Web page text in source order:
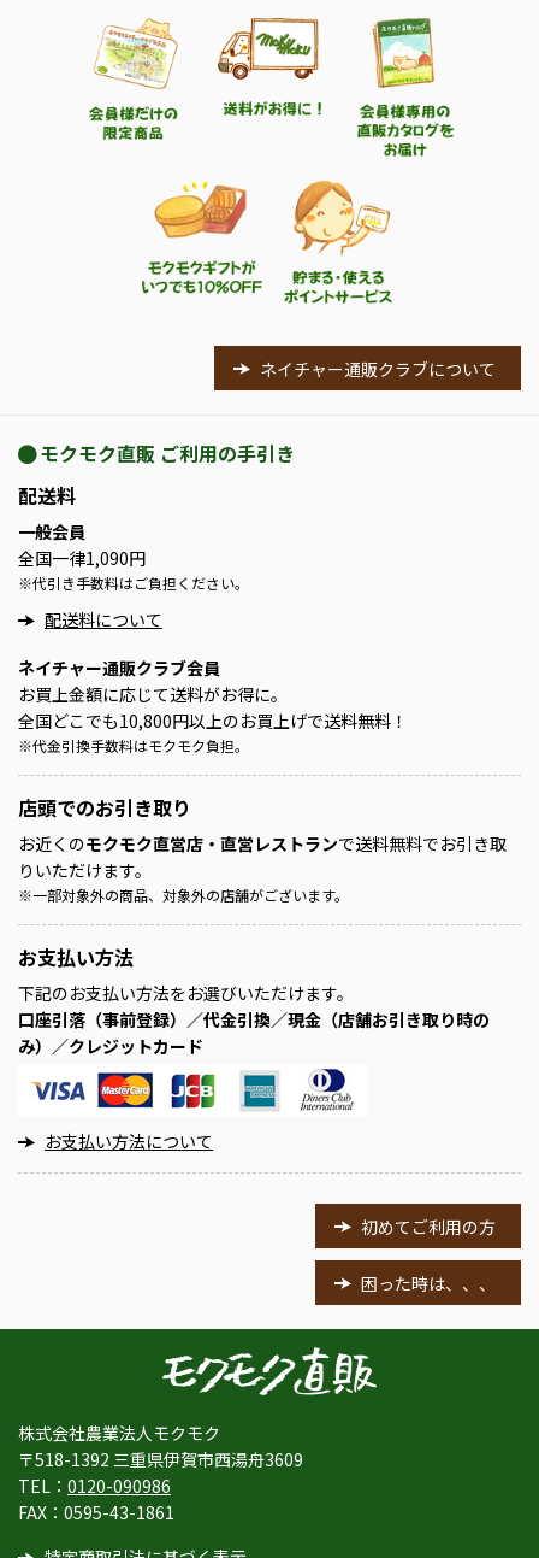
ネイチャー通販クラブについて
モクモク直販 ご利用の手引き
配送料
一般会員
全国一律1,090円
※代引き手数料はご負担ください。
配送料について
ネイチャー通販クラブ会員
お買上金額に応じて送料がお得に。
全国どこでも10,800円以上のお買上げで送料無料！
※代金引換手数料はモクモク負担。
店頭でのお引き取り
お近くのモクモク直営店・直営レストランで送料無料でお引き取
りいただけます。
※一部対象外の商品、対象外の店舗がございます。
お支払い方法
下記のお支払い方法をお選びいただけます。
口座引落（事前登録）／代金引換／現金（店舗お引き取り時の
み）／クレジットカード
お支払い方法について
初めてご利用の方
困った時は、、、
株式会社農業法人モクモク
〒518-1392 三重県伊賀市西湯舟3609
TEL： 0120-090986
FAX：0595-43-1861